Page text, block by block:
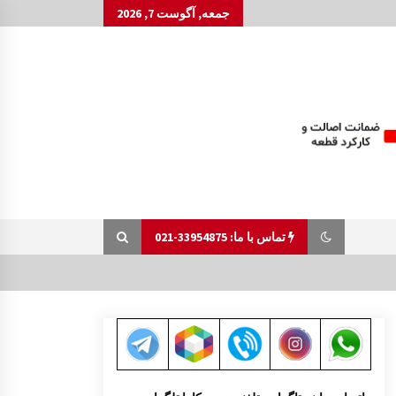
جمعه, آگوست 7, 2026
تماس با ما: 33954875-021
کنسول وسط کابین مزدا 323 GLX , FL
12:49 ب.ظ